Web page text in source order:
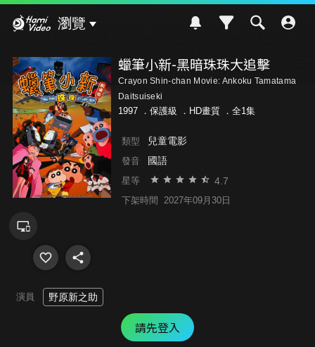
瀏覽
蠟筆小新-黑暗珠珠大追擊
Crayon Shin-chan Movie: Ankoku Tamatama
Daitsuiseki
1997 ． 保護級 ．HD畫質 ．全1集
類型 兒童電影
發音 國語
星等 4.7
下架時間 2027年09月30日
演員 野原新之助
請先登入